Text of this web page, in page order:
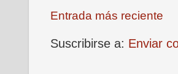
Entrada más reciente
Suscribirse a: Enviar